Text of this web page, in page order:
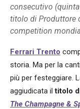
consecutivo
titolo di Produttore
competition
Ferrari Trento
storia. Ma per la
più per festeggiare.
aggiudicata iltitolo
The Champagne &